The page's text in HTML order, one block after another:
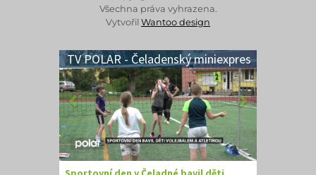
Všechna práva vyhrazena.
Vytvořil Wantoo design